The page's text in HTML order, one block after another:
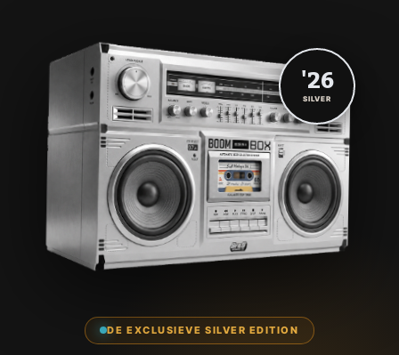
DE EXCLUSIEVE SILVER EDITION
'26
SILVER